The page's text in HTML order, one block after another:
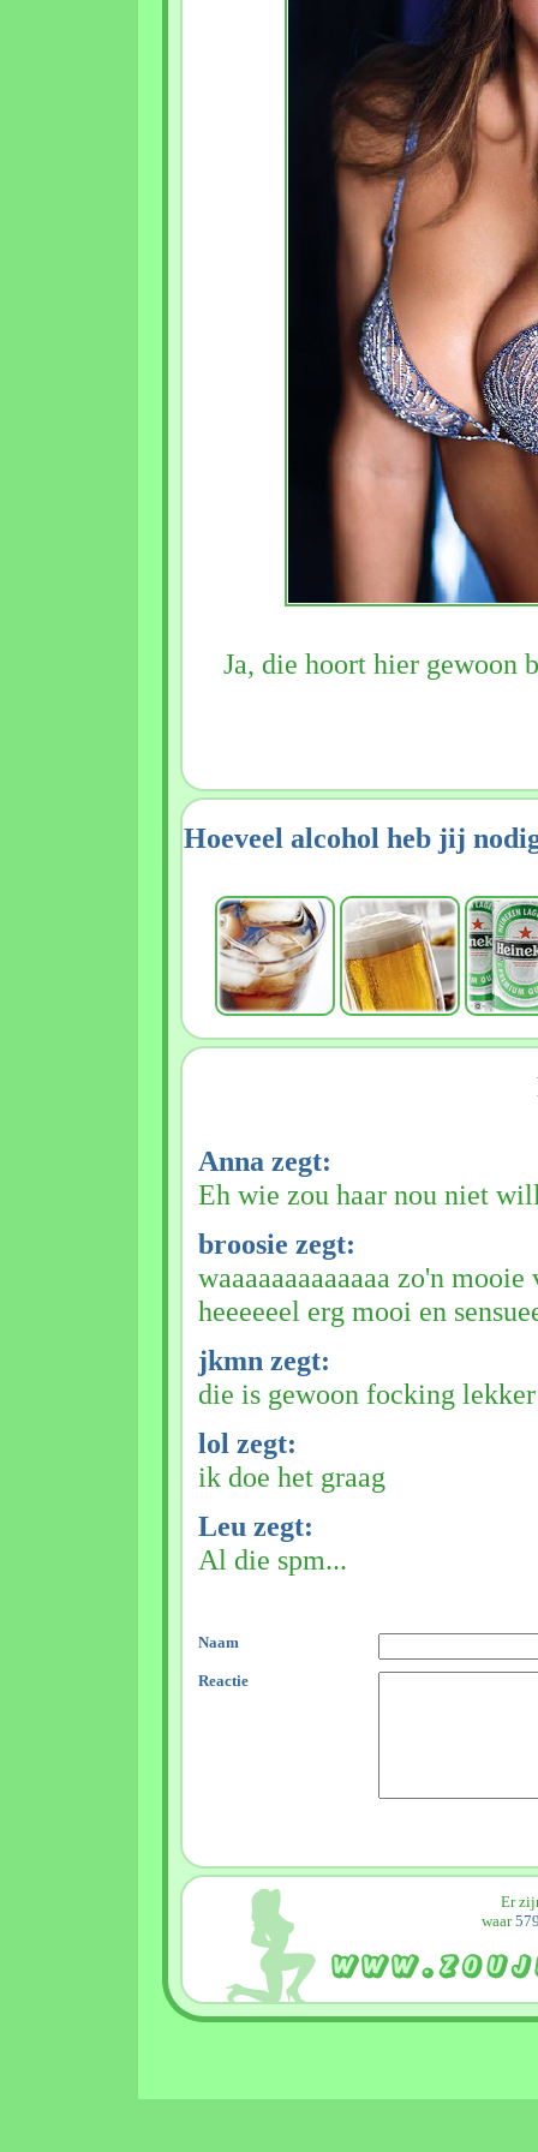
Ja, die hoort hier gewoon
Hoeveel alcohol heb jij
Anna zegt:
Eh wie zou haar nou niet
broosie zegt:
waaaaaaaaaaaaa zo'n
heeeeeel erg mooi en
jkmn zegt:
die is gewoon focking lekker
lol zegt:
ik doe het graag
Leu zegt:
Al die spm...
Naam
Reactie
Er
waar